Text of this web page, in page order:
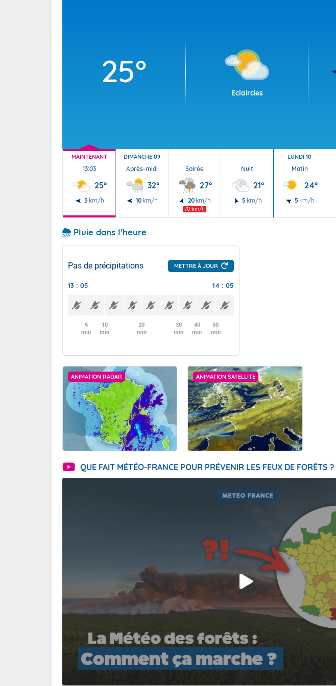
25°
Eclaircies
MAINTENANT
13:03
25°
5 km/h
DIMANCHE 09
Après-midi
32°
10 km/h
Soirée
27°
20 km/h
70 km/h
Nuit
21°
5 km/h
LUNDI 10
Matin
24°
5 km/h
Pluie dans l'heure
Pas de précipitations METTRE À JOUR
13 : 05 14 : 05
5
min
10
min
20
min
30
min
40
min
50
min
ANIMATION RADAR ANIMATION SATELLITE
QUE FAIT MÉTÉO-FRANCE POUR PRÉVENIR LES FEUX DE FORÊTS ?